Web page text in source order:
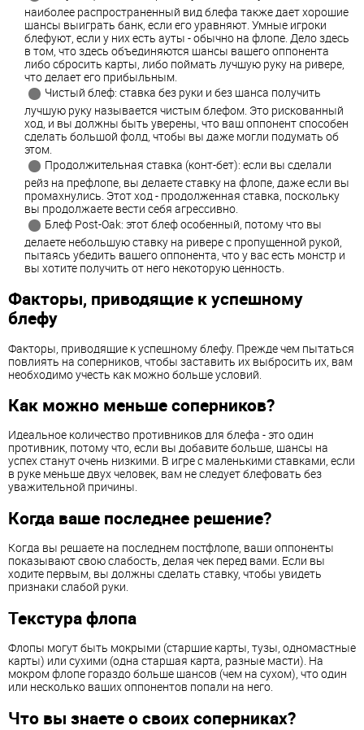
наиболее распространенный вид блефа также дает хорошие
шансы выиграть банк, если его уравняют. Умные игроки
блефуют, если у них есть ауты - обычно на флопе. Дело здесь
в том, что здесь объединяются шансы вашего оппонента
либо сбросить карты, либо поймать лучшую руку на ривере,
что делает его прибыльным.
Чистый блеф: ставка без руки и без шанса получить
лучшую руку называется чистым блефом. Это рискованный
ход, и вы должны быть уверены, что ваш оппонент способен
сделать большой фолд, чтобы вы даже могли подумать об
этом.
Продолжительная ставка (конт-бет): если вы сделали
рейз на префлопе, вы делаете ставку на флопе, даже если вы
промахнулись. Этот ход - продолженная ставка, поскольку
вы продолжаете вести себя агрессивно.
Блеф Post-Oak: этот блеф особенный, потому что вы
делаете небольшую ставку на ривере с пропущенной рукой,
пытаясь убедить вашего оппонента, что у вас есть монстр и
вы хотите получить от него некоторую ценность.
Факторы, приводящие к успешному
блефу
Факторы, приводящие к успешному блефу. Прежде чем пытаться
повлиять на соперников, чтобы заставить их выбросить их, вам
необходимо учесть как можно больше условий.
Как можно меньше соперников?
Идеальное количество противников для блефа - это один
противник, потому что, если вы добавите больше, шансы на
успех станут очень низкими. В игре с маленькими ставками, если
в руке меньше двух человек, вам не следует блефовать без
уважительной причины.
Когда ваше последнее решение?
Когда вы решаете на последнем постфлопе, ваши оппоненты
показывают свою слабость, делая чек перед вами. Если вы
ходите первым, вы должны сделать ставку, чтобы увидеть
признаки слабой руки.
Текстура флопа
Флопы могут быть мокрыми (старшие карты, тузы, одномастные
карты) или сухими (одна старшая карта, разные масти). На
мокром флопе гораздо больше шансов (чем на сухом), что один
или несколько ваших оппонентов попали на него.
Что вы знаете о своих соперниках?